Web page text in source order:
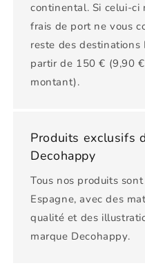
continental. Si celui-ci
frais de port ne vous
reste des destinations
partir de 150 € (9,90
montant).
Produits exclusifs
Decohappy
Tous nos produits
Espagne, avec des
qualité et des
marque Decohappy.